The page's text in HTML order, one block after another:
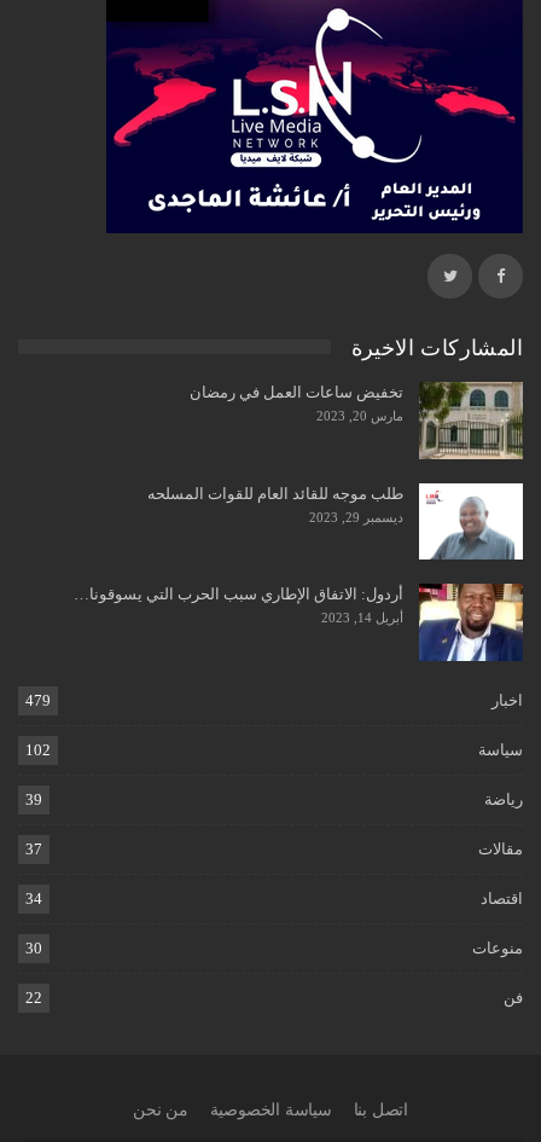
المشاركات الاخيرة
تخفيض ساعات العمل في رمضان
مارس 20, 2023
طلب موجه للقائد العام للقوات المسلحه
ديسمبر 29, 2023
أردول: الاتفاق الإطاري سبب الحرب التي يسوقونا…
أبريل 14, 2023
اخبار 479
سياسة 102
رياضة 39
مقالات 37
اقتصاد 34
منوعات 30
فن 22
اتصل بنا سياسة الخصوصية من نحن